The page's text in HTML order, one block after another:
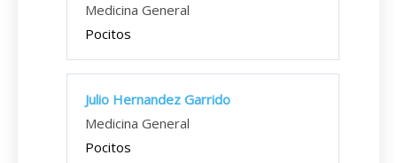
Medicina General
Pocitos
Julio Hernandez Garrido
Medicina General
Pocitos